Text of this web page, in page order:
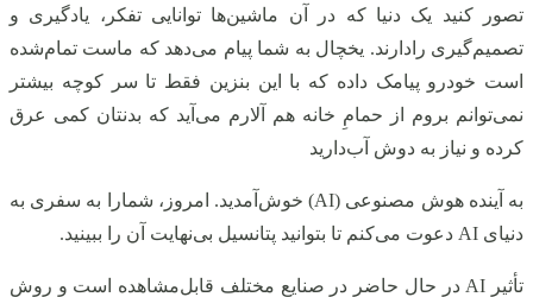
تصور کنید یک دنیا که در آن ماشین‌ها توانایی تفکر، یادگیری و
تصمیم‌گیری رادارند. یخچال به شما پیام می‌دهد که ماست تمام‌شده
است خودرو پیامک داده که با این بنزین فقط تا سر کوچه بیشتر
نمی‌توانم بروم از حمامِ خانه هم آلارم می‌آید که بدنتان کمی عرق
کرده و نیاز به دوش آب‌دارید
به آینده هوش مصنوعی (AI) خوش‌آمدید. امروز، شمارا به سفری به
دنیای AI دعوت می‌کنم تا بتوانید پتانسیل بی‌نهایت آن را ببینید.
تأثیر AI در حال حاضر در صنایع مختلف قابل‌مشاهده است و روش